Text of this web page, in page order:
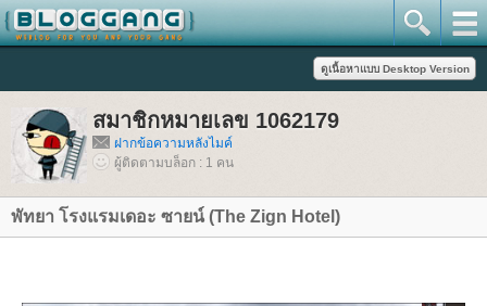
สมาชิกหมายเลข 1062179
ฝากข้อความหลังไมค์
ผู้ติดตามบล็อก : 1 คน
พัทยา โรงแรมเดอะ ซายน์ (The Zign Hotel)